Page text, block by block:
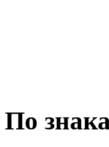
По